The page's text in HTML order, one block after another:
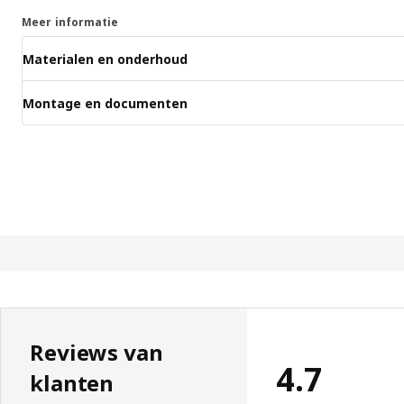
Meer informatie
Materialen en onderhoud
Montage en documenten
Reviews van
klanten
4.7